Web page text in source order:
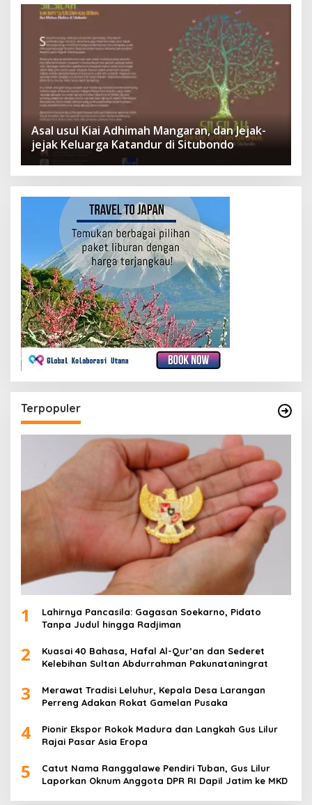
Asal usul Kiai Adhimah Mangaran, dan Jejak-
jejak Keluarga Katandur di Situbondo
Terpopuler
1
Lahirnya Pancasila: Gagasan Soekarno, Pidato
Tanpa Judul hingga Radjiman
2
Kuasai 40 Bahasa, Hafal Al-Qur’an dan Sederet
Kelebihan Sultan Abdurrahman Pakunataningrat
3
Merawat Tradisi Leluhur, Kepala Desa Larangan
Perreng Adakan Rokat Gamelan Pusaka
4
Pionir Ekspor Rokok Madura dan Langkah Gus Lilur
Rajai Pasar Asia Eropa
5
Catut Nama Ranggalawe Pendiri Tuban, Gus Lilur
Laporkan Oknum Anggota DPR RI Dapil Jatim ke MKD